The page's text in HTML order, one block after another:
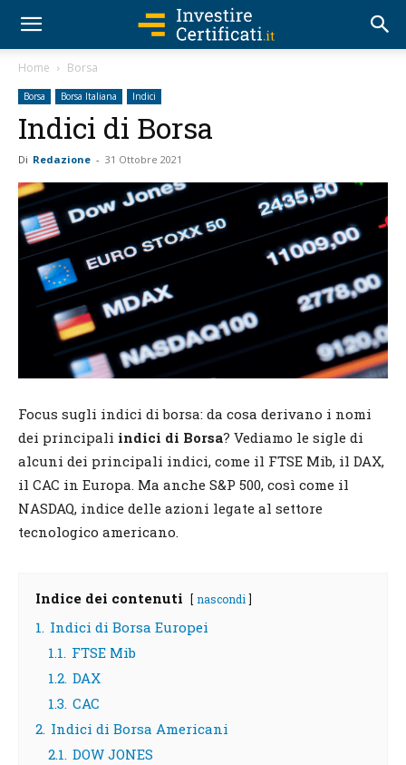
Home Borsa
Borsa Borsa Italiana Indici
Indici di Borsa
Di Redazione - 31 Ottobre 2021
Focus sugli indici di borsa: da cosa derivano i nomi
dei principali indici di Borsa? Vediamo le sigle di
alcuni dei principali indici, come il FTSE Mib, il DAX,
il CAC in Europa. Ma anche S&P 500, così come il
NASDAQ, indice delle azioni legate al settore
tecnologico americano.
Indice dei contenuti nascondi
1. Indici di Borsa Europei
1.1. FTSE Mib
1.2. DAX
1.3. CAC
2. Indici di Borsa Americani
2.1. DOW JONES